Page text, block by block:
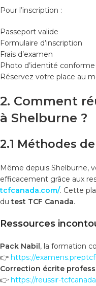
Pour l’inscription :
Passeport valide
Formulaire d’inscription
Frais d’examen
Photo d’identité conforme
Réservez votre place au
2. Comment
à Shelburne ?
2.1 Méthodes
Même depuis Shelburne,
efficacement grâce aux
tcfcanada.com/. Cette
dutest TCF Canada.
Ressources
Pack Nabil , la formation
👉 https://
Correction écrite
👉 https://reussir-